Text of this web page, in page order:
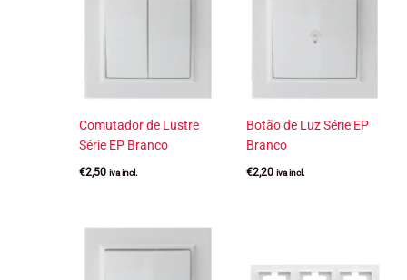
Comutador de Lustre
Série EP Branco
€2,50 iva incl.
Botão de Luz Série EP
Branco
€2,20 iva incl.